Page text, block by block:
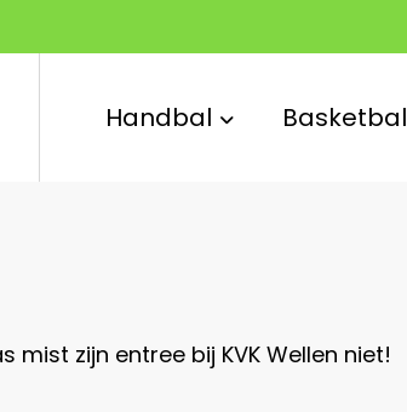
Handbal Basketbal
mist zijn entree bij KVK Wellen niet!